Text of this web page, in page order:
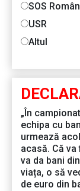
SOS
USR
Altul
„În
echipa cu
urmează
acasă. Că
va da bani
viața, o să
de euro din